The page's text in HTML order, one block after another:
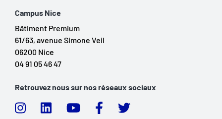
Campus Nice
Bâtiment Premium
61/63, avenue Simone Veil
06200 Nice
04 91 05 46 47
Retrouvez nous sur nos réseaux sociaux